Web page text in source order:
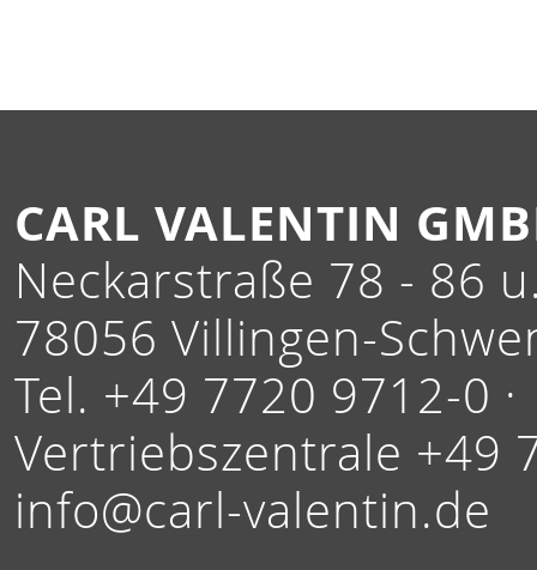
CARL VALENTIN
Neckarstraße 78 - 86
78056 Villingen-
Tel. +49 7720 9712-0 ·
Vertriebszentrale +49
info@carl-valentin.de